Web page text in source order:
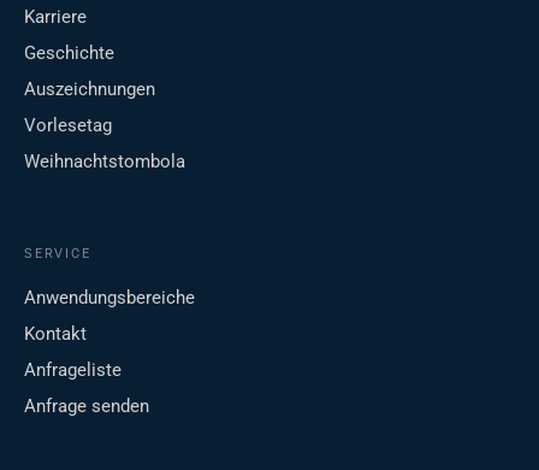
Karriere
Geschichte
Auszeichnungen
Vorlesetag
Weihnachtstombola
SERVICE
Anwendungsbereiche
Kontakt
Anfrageliste
Anfrage senden